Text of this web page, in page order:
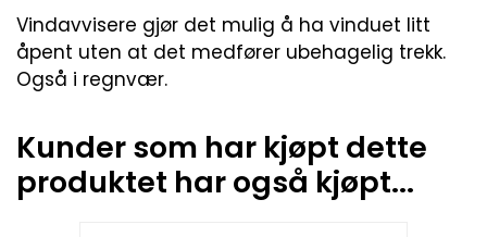
Vindavvisere gjør det mulig å ha vinduet litt
åpent uten at det medfører ubehagelig trekk.
Også i regnvær.
Kunder som har kjøpt dette
produktet har også kjøpt...